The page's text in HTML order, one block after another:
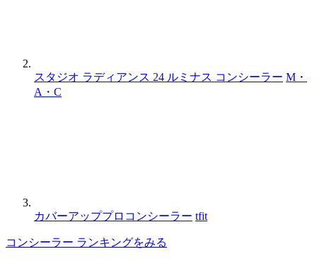
スタジオ ラディアンス 24 ルミナス コンシーラー M・
A・C
カバーアッププロコンシーラー tfit
コンシーラー ランキングをみる